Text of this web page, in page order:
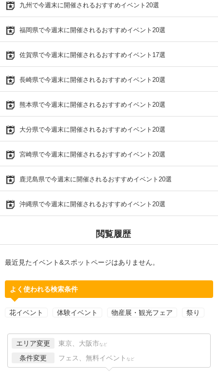
九州で今週末に開催されるおすすめイベント20選
福岡県で今週末に開催されるおすすめイベント20選
佐賀県で今週末に開催されるおすすめイベント17選
長崎県で今週末に開催されるおすすめイベント20選
熊本県で今週末に開催されるおすすめイベント20選
大分県で今週末に開催されるおすすめイベント20選
宮崎県で今週末に開催されるおすすめイベント20選
鹿児島県で今週末に開催されるおすすめイベント20選
沖縄県で今週末に開催されるおすすめイベント20選
閲覧履歴
最近見たイベント&スポットページはありません。
よく使われる検索条件
花イベント 体験イベント 物産展・観光フェア 祭り
エリア変更 東京、大阪市 など
条件変更 フェス、無料イベント など